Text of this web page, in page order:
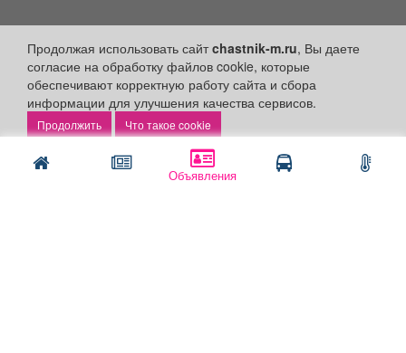
Объявления
Продолжая использовать сайтchastnik-m.ru, Вы даете
согласие на обработку файлов cookie, которые
обеспечивают корректную работу сайта и сбора
информации для улучшения качества сервисов.
Что такое cookie
Политика конфиденциальности
Публикации с пометкой «Реклама», «На правах рекламы»,
«Партнёрский проект» оплачены рекламодателем.
Редакция сайта не несет ответственности за достоверность
информации, содержащейся в рекламных материалах и
объявлениях.
+16 © 2006-2026 ООО "Частник-М"